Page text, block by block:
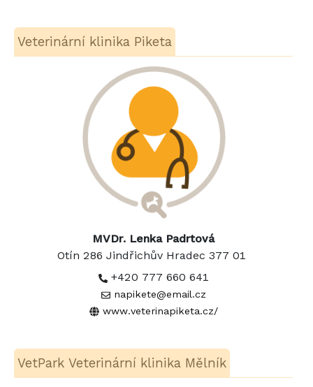
Veterinární klinika Piketa
MVDr. Lenka Padrtová
Otín 286 Jindřichův Hradec 377 01
+420 777 660 641
napikete@email.cz
www.veterinapiketa.cz/
VetPark Veterinární klinika Mělník